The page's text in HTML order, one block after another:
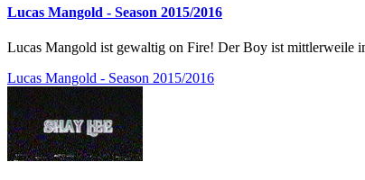
Lucas Mangold - Season 2015/2016
Lucas Mangold ist gewaltig on Fire! Der Boy ist mittlerweile
Lucas Mangold - Season 2015/2016